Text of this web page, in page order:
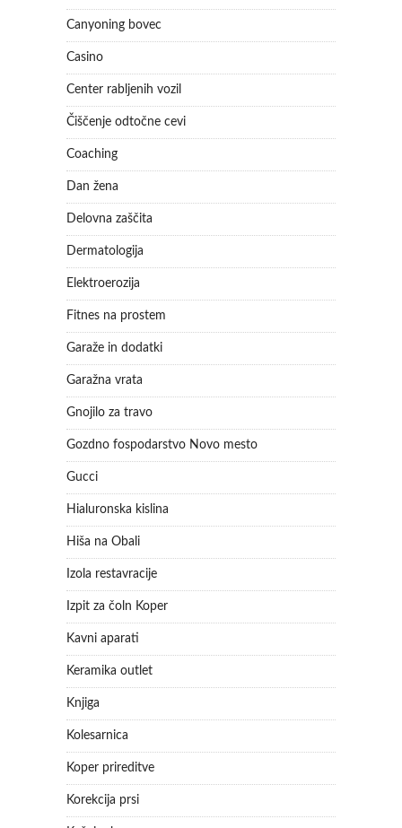
Canyoning bovec
Casino
Center rabljenih vozil
Čiščenje odtočne cevi
Coaching
Dan žena
Delovna zaščita
Dermatologija
Elektroerozija
Fitnes na prostem
Garaže in dodatki
Garažna vrata
Gnojilo za travo
Gozdno fospodarstvo Novo mesto
Gucci
Hialuronska kislina
Hiša na Obali
Izola restavracije
Izpit za čoln Koper
Kavni aparati
Keramika outlet
Knjiga
Kolesarnica
Koper prireditve
Korekcija prsi